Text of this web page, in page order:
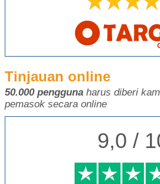
Tinjauan online
50.000 pengguna harus diberi
pemasok secara online
9,0 /